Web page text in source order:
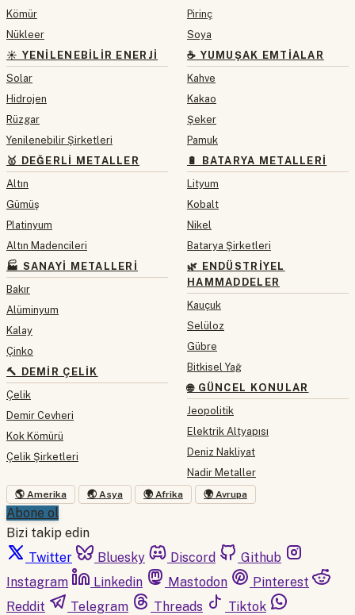
Kömür
Nükleer
☀️ YENILENEBILIR ENERJI
Solar
Hidrojen
Rüzgar
Yenilenebilir Şirketleri
🥇 DEĞERLI METALLER
Altın
Gümüş
Platinyum
Altın Madencileri
🏭 SANAYI METALLERI
Bakır
Alüminyum
Kalay
Çinko
🔨 DEMIR ÇELIK
Çelik
Demir Cevheri
Kok Kömürü
Çelik Şirketleri
Pirinç
Soya
☕ YUMUŞAK EMTIALAR
Kahve
Kakao
Şeker
Pamuk
🔋 BATARYA METALLERI
Lityum
Kobalt
Nikel
Batarya Şirketleri
🌿 ENDÜSTRIYEL
HAMMADDELER
Kauçuk
Selüloz
Gübre
Bitkisel Yağ
🌐 GÜNCEL KONULAR
Jeopolitik
Elektrik Altyapısı
Deniz Nakliyat
Nadir Metaller
🌎 Amerika 🌏 Asya 🌍 Afrika 🌍 Avrupa
Abone ol
Bizi takip edin
Twitter
Bluesky Discord
Github
Instagram
Linkedin Mastodon
Pinterest
Reddit
Telegram Threads
Tiktok